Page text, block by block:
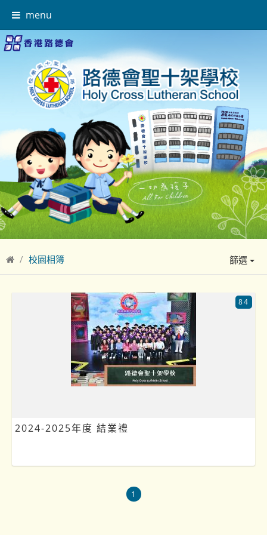
menu
校園相簿 篩選
2024-2025年度 結業禮
84
1